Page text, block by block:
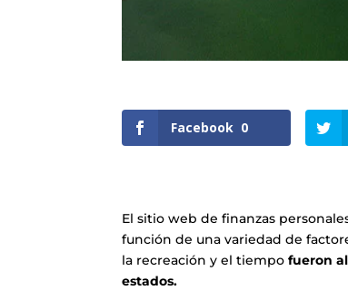
Facebook 0
El sitio web de finanzas
función de una variedad de
la recreación y el tiempofueron
estados.